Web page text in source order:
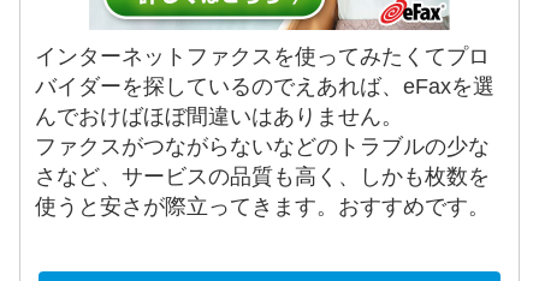
インターネットファクスを使ってみたくてプロ
バイダーを探しているのでえあれば、eFaxを選
んでおけばほぼ間違いはありません。
ファクスがつながらないなどのトラブルの少な
さなど、サービスの品質も高く、しかも枚数を
使うと安さが際立ってきます。おすすめです。